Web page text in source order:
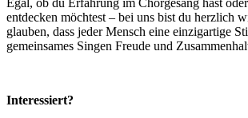
entdecken möchtest – bei uns bist du herzlich
glauben, dass jeder Mensch eine einzigartige
gemeinsames Singen Freude und
Interessiert?